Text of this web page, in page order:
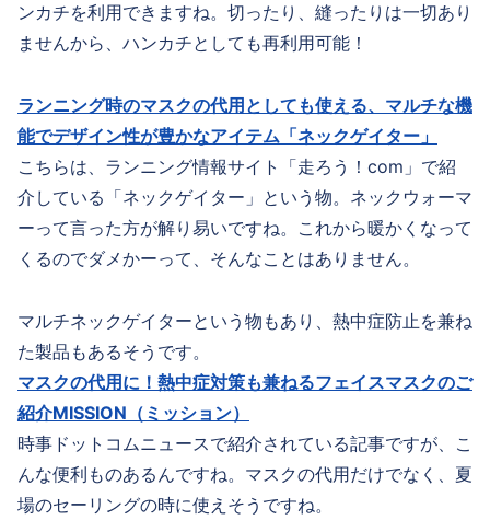
ンカチを利用できますね。切ったり、縫ったりは一切あり
ませんから、ハンカチとしても再利用可能！
ランニング時のマスクの代用としても使える、マルチな機
能でデザイン性が豊かなアイテム「ネックゲイター」
こちらは、ランニング情報サイト「走ろう！com」で紹
介している「ネックゲイター」という物。ネックウォーマ
ーって言った方が解り易いですね。これから暖かくなって
くるのでダメかーって、そんなことはありません。
マルチネックゲイターという物もあり、熱中症防止を兼ね
た製品もあるそうです。
マスクの代用に！熱中症対策も兼ねるフェイスマスクのご
紹介MISSION（ミッション）
時事ドットコムニュースで紹介されている記事ですが、こ
んな便利ものあるんですね。マスクの代用だけでなく、夏
場のセーリングの時に使えそうですね。